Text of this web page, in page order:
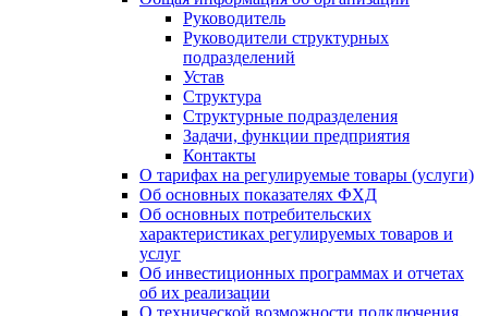
Руководитель
Руководители структурных
подразделений
Устав
Структура
Структурные подразделения
Задачи, функции предприятия
Контакты
О тарифах на регулируемые товары (услуги)
Об основных показателях ФХД
Об основных потребительских
характеристиках регулируемых товаров и
услуг
Об инвестиционных программах и отчетах
об их реализации
О технической возможности подключения,